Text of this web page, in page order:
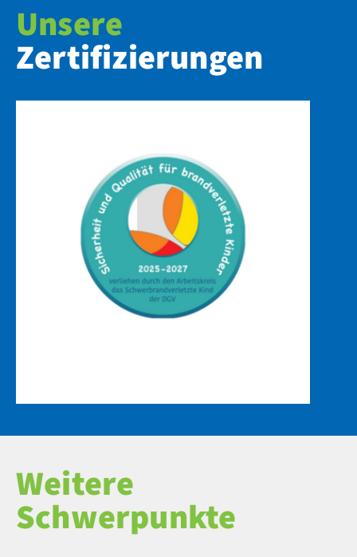
Unsere
Zertifizierungen
Weitere
Schwerpunkte